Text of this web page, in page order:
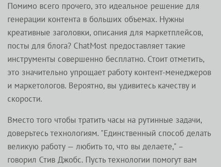
Помимо всего прочего, это идеальное решение для
генерации контента в больших объемах. Нужны
креативные заголовки, описания для маркетплейсов,
посты для блога? ChatMost предоставляет такие
инструменты совершенно бесплатно. Стоит отметить,
это значительно упрощает работу контент-менеджеров
и маркетологов. Вероятно, вы удивитесь качеству и
скорости.
Вместо того чтобы тратить часы на рутинные задачи,
доверьтесь технологиям. "Единственный способ делать
великую работу — любить то, что вы делаете," –
говорил Стив Джобс. Пусть технологии помогут вам